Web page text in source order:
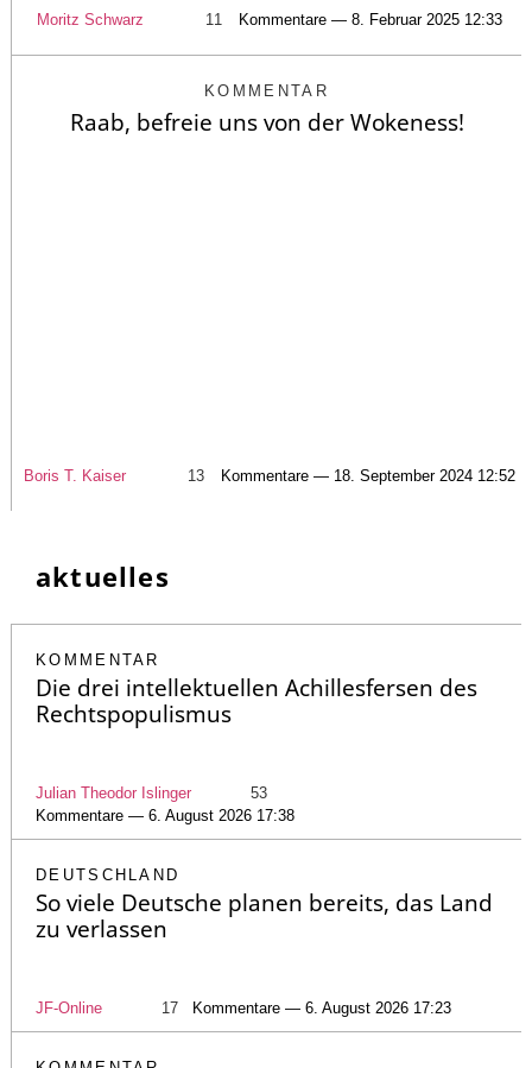
Moritz Schwarz 11 Kommentare — 8. Februar 2025 12:33
KOMMENTAR
Raab, befreie uns von der Wokeness!
Boris T. Kaiser 13 Kommentare — 18. September 2024 12:52
aktuelles
KOMMENTAR
Die drei intellektuellen Achillesfersen des
Rechtspopulismus
Julian Theodor Islinger
53
Kommentare — 6. August 2026 17:38
DEUTSCHLAND
So viele Deutsche planen bereits, das Land
zu verlassen
JF-Online 17 Kommentare — 6. August 2026 17:23